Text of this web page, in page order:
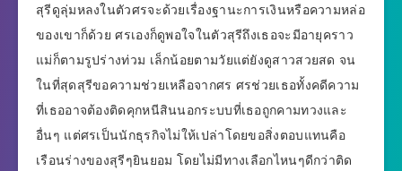
สุรีดูลุ่มหลงในตัวศรจะด้วยเรื่องฐานะการเงินหรือความหล่อ
ของเขาก็ด้วย ศรเองก็ดูพอใจในตัวสุรีถึงเธอจะมีอายุคราว
แม่ก็ตามรูปร่างท่วม เล็กน้อยตามวัยแต่ยังดูสาวสวยสด จน
ในที่สุดสุรีขอความช่วยเหลือจากศร ศรช่วยเธอทั้งคดีความ
ที่เธออาจต้องติดคุกหนีสินนอกระบบที่เธอถูกคามทวงและ
อื่นๆ แต่ศรเป็นนักธุรกิจไม่ให้เปล่าโดยขอสิ่งตอบแทนคือ
เรือนร่างของสุรีๆยินยอม โดยไม่มีทางเลือกไหนๆดีกว่าติด